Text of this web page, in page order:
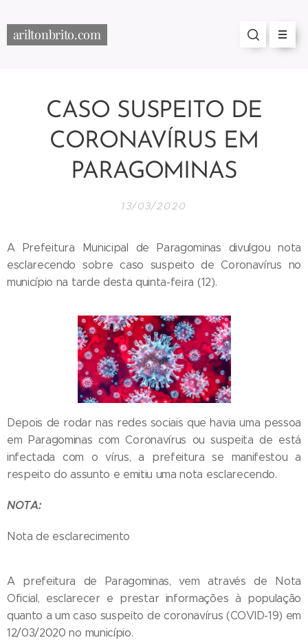
ariltonbrito.com
CASO SUSPEITO DE
CORONAVÍRUS EM
PARAGOMINAS
13/03/2020
A Prefeitura Municipal de Paragominas divulgou nota
esclarecendo sobre caso suspeito de Coronavírus no
município na tarde desta quinta-feira (12).
Depois de rodar nas redes sociais que havia uma pessoa
em Paragominas com Coronavírus ou suspeita de está
infectada com o vírus, a prefeitura se manifestou a
respeito do assunto e emitiu uma nota esclarecendo.
NOTA:
Nota de esclarecimento
A prefeitura de Paragominas, vem através de Nota
Oficial, esclarecer e prestar informações à população
quanto a um caso suspeito de coronavírus (COVID-19) em
12/03/2020 no município.